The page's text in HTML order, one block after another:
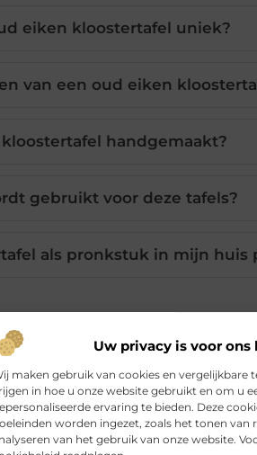
Uw privacy is voor
maken gebruik van cookies en vergelijkbare
in hoe u onze website gebruikt en om u
ervaring te bieden. Deze
worden ingezet, zoals het tonen van
van het gebruik van onze website.
eiken kloostertafel uniek?
van een oud eiken
handgemaakt?
gebruikt voor deze tafels?
als pronkstuk in mijn huis
Pinterest LinkedIn